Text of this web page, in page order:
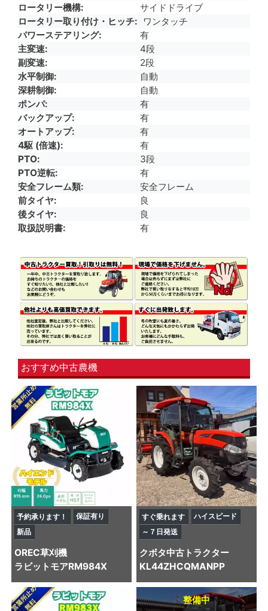
ロータリー機構
サイドドライブ
ロータリー取り付け・ヒッチ
ワンタッチ
パワーステアリング
有
主変速
4段
副変速
2段
水平制御
自動
深耕制御
自動
ポンパ
有
バックアップ
有
オートアップ
有
4駆 (倍速)
有
PTO
3段
PTO逆転
有
安全フレーム類
安全フレーム
前タイヤ
良
後タイヤ
良
取扱説明書
有
おすすめ中古農機
予約承ります！
保証有り
新品
OREC草刈機
ラビットモアRM984X
すぐ乗れます
ハイスピード
～７日発送
クボタ中古トラクター
KL44ZHCQMANPP
整備中